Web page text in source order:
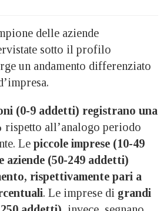
delle aziende
sotto il profilo
un andamento differenziato
(0-9 addetti) registrano una
rispetto all’analogo periodo
Le piccole imprese (10-49
aziende (50-249 addetti)
rispettivamente pari a
. Le imprese di grandi